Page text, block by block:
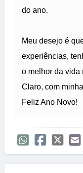
do ano.
Meu desejo é
experiências,
o melhor da vida
Claro, com
Feliz Ano Novo!